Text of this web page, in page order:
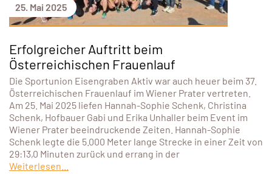
25. Mai 2025
Erfolgreicher Auftritt beim
Österreichischen Frauenlauf
Die Sportunion Eisengraben Aktiv war auch heuer beim 37.
Österreichischen Frauenlauf im Wiener Prater vertreten.
Am 25. Mai 2025 liefen Hannah-Sophie Schenk, Christina
Schenk, Hofbauer Gabi und Erika Unhaller beim Event im
Wiener Prater beeindruckende Zeiten. Hannah-Sophie
Schenk legte die 5.000 Meter lange Strecke in einer Zeit von
29:13,0 Minuten zurück und errang in der
Weiterlesen...